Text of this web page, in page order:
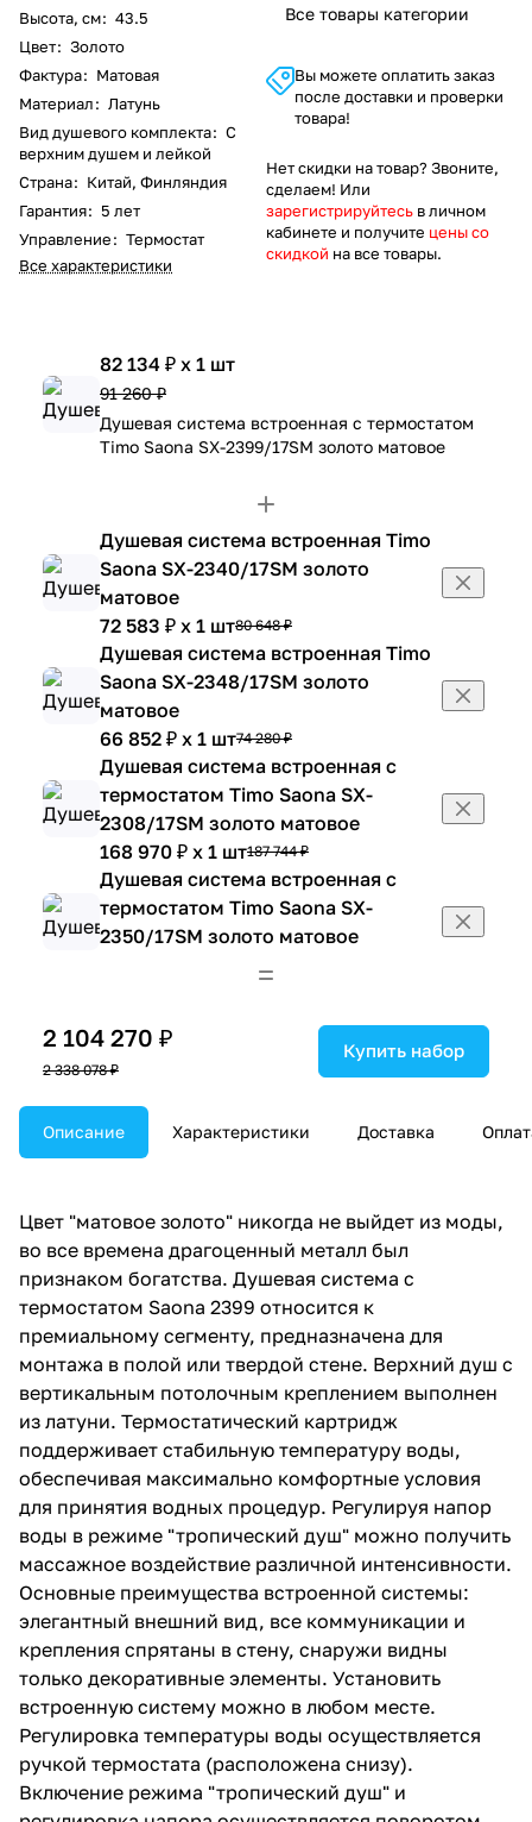
Высота, см: 43.5
Цвет: Золото
Фактура: Матовая
Материал: Латунь
Вид душевого комплекта: С
верхним душем и лейкой
Страна: Китай, Финляндия
Гарантия: 5 лет
Управление: Термостат
Все характеристики
Все товары категории
Вы можете оплатить заказ
после доставки и проверки
товара!
Нет скидки на товар? Звоните,
сделаем! Или
зарегистрируйтесь в личном
кабинете и получите цены со
скидкой на все товары.
82 134 ₽ x 1 шт
91 260 ₽
Душевая система встроенная с термостатом
Timo Saona SX-2399/17SM золото матовое
Душевая система встроенная Timo
Saona SX-2340/17SM золото
матовое
72 583 ₽ x 1 шт80 648 ₽
Душевая система встроенная Timo
Saona SX-2348/17SM золото
матовое
66 852 ₽ x 1 шт74 280 ₽
Душевая система встроенная с
термостатом Timo Saona SX-
2308/17SM золото матовое
168 970 ₽ x 1 шт187 744 ₽
Душевая система встроенная с
термостатом Timo Saona SX-
2350/17SM золото матовое
термостатом Timo Saona SX-
2358/17SM золото матовое
124 156 ₽ x 1 шт
Душевая система встроенная с
термостатом Timo Saona SX-
2370/17SM золото матовое
Душевая система с термостатом
Timo Saona SX-2380/17 золото
матовое
72 583 ₽ x 1 шт80 648 ₽
Душевой комплект Timo Saona SX-
2309/17SM золото матовое
52 338 ₽ x 1 шт58 153 ₽
Душевой комплект Timo Saona SX-
2319/17SM матовое золото
234 940 ₽ x 1 шт 261 044 ₽
Душевой комплект Timo Saona SX-
2329/17SM матовое золото
109 830 ₽ x 1 шт
Душевой комплект Timo Saona SX-
2349/17SM золото матовое
64 560 ₽ x 1 шт
Душевой комплект Timo Saona SX-
2359/17SM матовое золото
83 470 ₽ x 1 шт
Душевой комплект Timo Saona SX-
2369/17SM матовое золото
52 144 ₽ x 1 шт
2 104 270 ₽
2 338 078 ₽
Купить набор
Описание Характеристики Доставка
Цвет "матовое золото" никогда не выйдет из моды,
во все времена драгоценный металл был
признаком богатства. Душевая система с
термостатом Saona 2399 относится к
премиальному сегменту, предназначена для
монтажа в полой или твердой стене. Верхний душ с
вертикальным потолочным креплением выполнен
из латуни. Термостатический картридж
поддерживает стабильную температуру воды,
обеспечивая максимально комфортные условия
для принятия водных процедур. Регулируя напор
воды в режиме "тропический душ" можно получить
массажное воздействие различной интенсивности.
Основные преимущества встроенной системы:
элегантный внешний вид, все коммуникации и
крепления спрятаны в стену, снаружи видны
только декоративные элементы. Установить
встроенную систему можно в любом месте.
Регулировка температуры воды осуществляется
ручкой термостата (расположена снизу).
Включение режима "тропический душ" и